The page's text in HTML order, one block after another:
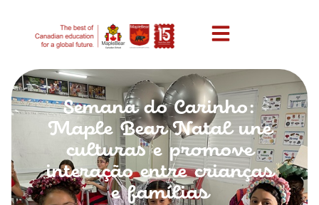
Semana do Carinho:
Maple Bear Natal une
culturas e promove
interação entre crianças
e famílias